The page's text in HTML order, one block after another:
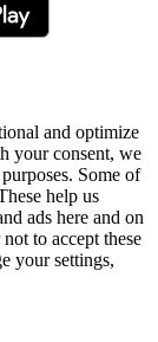
and optimize
your consent, we
Some of
help us
ads here and on
to accept these
your settings,